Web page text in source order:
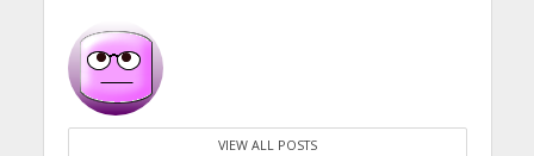
VIEW ALL POSTS